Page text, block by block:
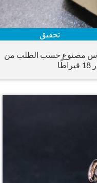
تحقيق
الحب مع 8 الماس مصنوع حسب الطلب من